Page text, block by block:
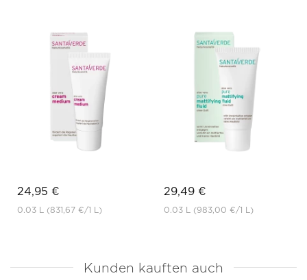
24,95 €
0.03 L (831,67 €/1 L)
29,49 €
0.03 L (983,00 €/1 L)
Kunden kauften auch